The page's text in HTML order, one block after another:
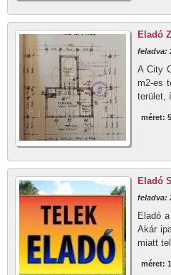
Eladó
feladva:
A City
m2-es
terület,
méret:
Eladó
feladva:
Eladó
Akár
miatt
méret: